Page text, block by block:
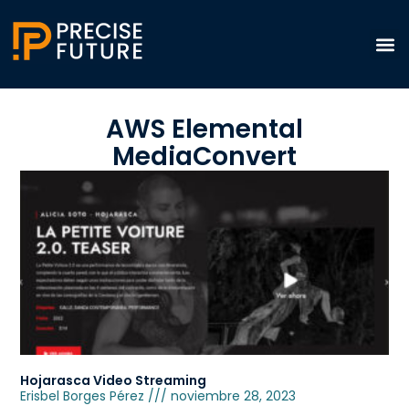
AWS Elemental
MediaConvert
Hojarasca Video Streaming
Erisbel Borges Pérez
noviembre 28, 2023